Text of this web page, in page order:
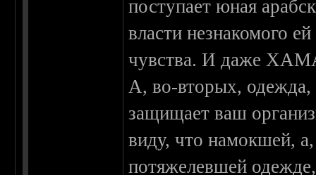
поступает юная
власти незнакомого
чувства. И даже
А, во-вторых, одежда,
защищает ваш
виду, что намокшей, а,
потяжелевшей